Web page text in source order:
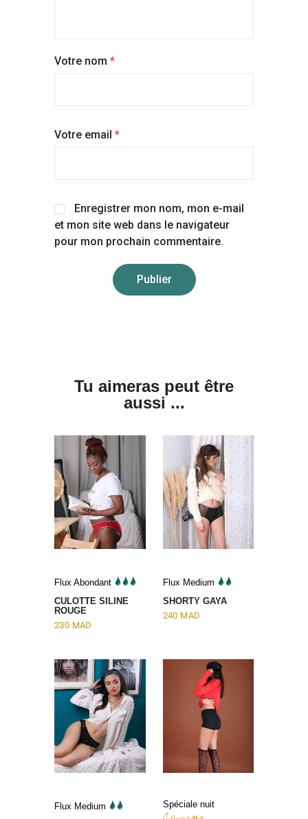
Votre nom *
Votre email *
Enregistrer mon nom, mon e-mail
et mon site web dans le navigateur
pour mon prochain commentaire.
Tu aimeras peut être
aussi ...
Flux Abondant
CULOTTE SILINE
ROUGE
230 MAD
Flux Medium
SHORTY GAYA
240 MAD
Flux Medium
Spéciale nuit